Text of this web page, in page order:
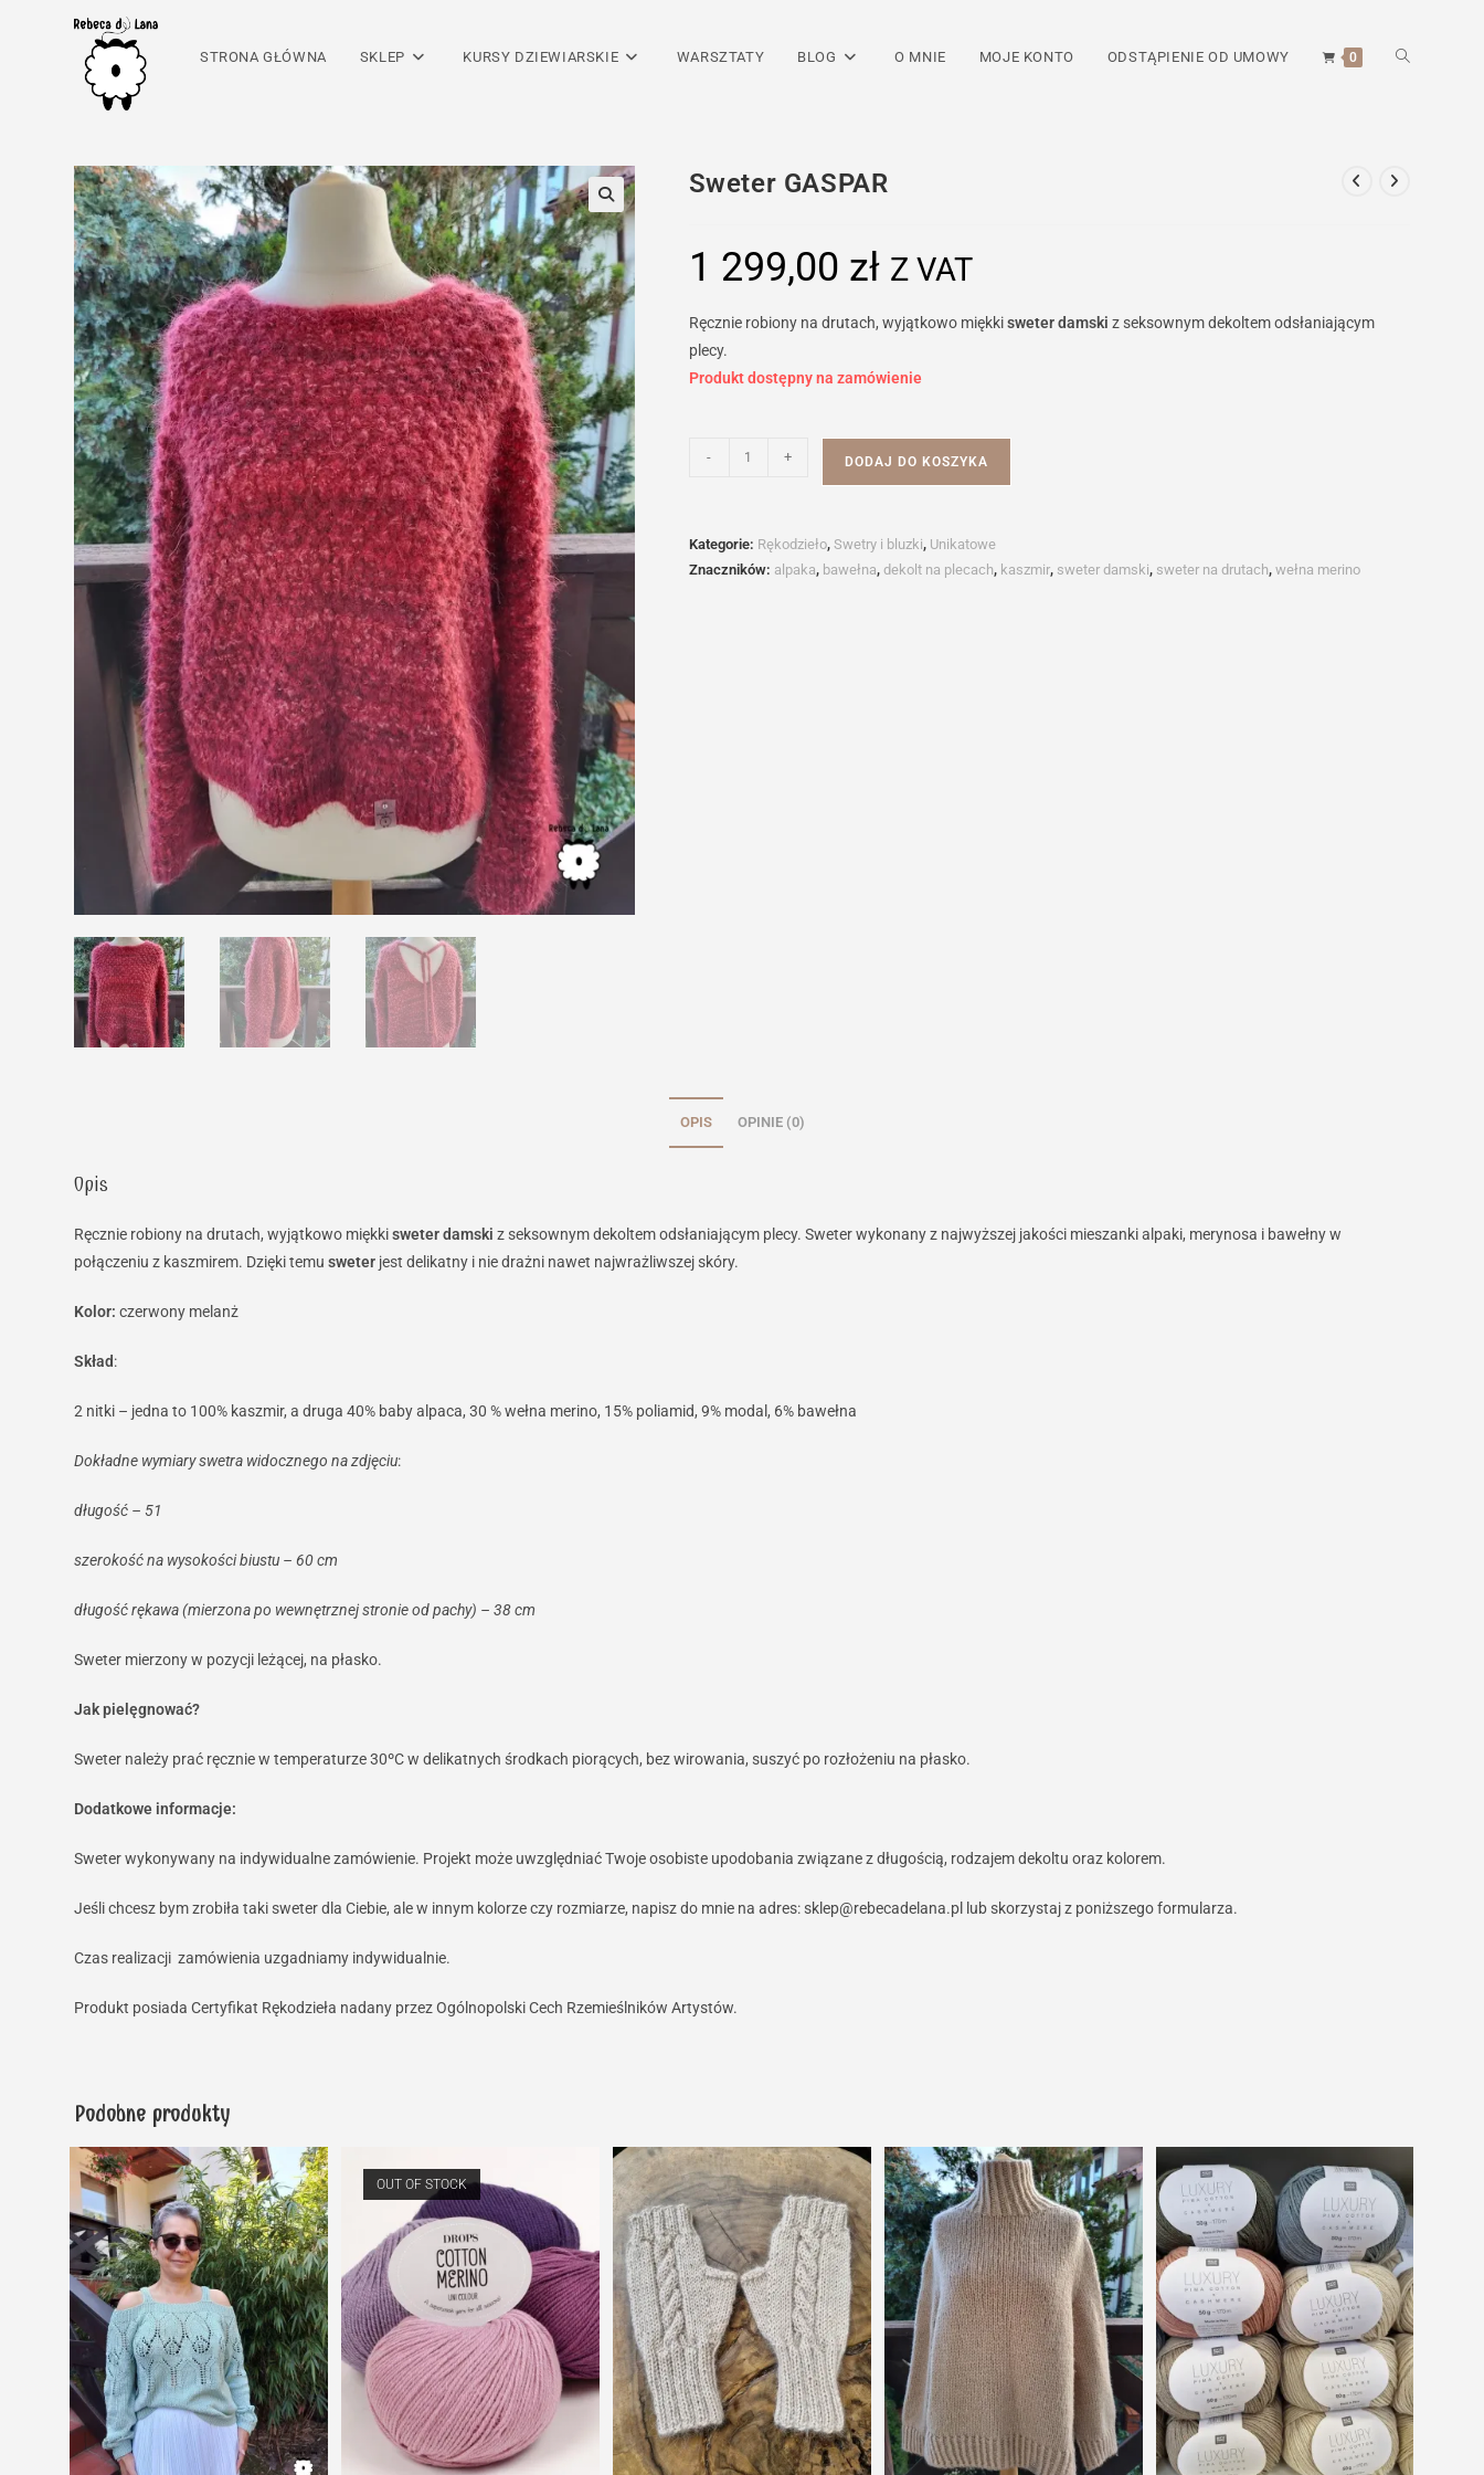
STRONA GŁÓWNA SKLEP KURSY DZIEWIARSKIE WARSZTATY BLOG O MNIE MOJE KONTO ODSTĄPIENIE OD UMOWY 0 TOGGLE
Sweter GASPAR
1 299,00 zł Z VAT
Ręcznie robiony na drutach, wyjątkowo miękkisweter damski z seksownym dekoltem odsłaniającym
plecy.
Produkt dostępny na zamówienie
- + DODAJ DO KOSZYKA
Kategorie: Rękodzieło, Swetry i bluzki, Unikatowe
Znaczników: alpaka, bawełna, dekolt na plecach, kaszmir, sweter damski, sweter na drutach, wełna merino
OPIS OPINIE (0)
Opis
Ręcznie robiony na drutach, wyjątkowo miękkisweter damski z seksownym dekoltem odsłaniającym plecy. Sweter wykonany z najwyższej jakości mieszanki alpaki, merynosa i bawełny w
połączeniu z kaszmirem. Dzięki temusweter jest delikatny i nie drażni nawet najwrażliwszej skóry.
Kolor: czerwony melanż
Skład:
2 nitki – jedna to 100% kaszmir, a druga 40% baby alpaca, 30 % wełna merino, 15% poliamid, 9% modal, 6% bawełna
Dokładne wymiary swetra widocznego na zdjęciu:
długość – 51
szerokość na wysokości biustu – 60 cm
długość rękawa (mierzona po wewnętrznej stronie od pachy) – 38 cm
Sweter mierzony w pozycji leżącej, na płasko.
Jak pielęgnować?
Sweter należy prać ręcznie w temperaturze 30ºC w delikatnych środkach piorących, bez wirowania, suszyć po rozłożeniu na płasko.
Dodatkowe informacje:
Sweter wykonywany na indywidualne zamówienie. Projekt może uwzględniać Twoje osobiste upodobania związane z długością, rodzajem dekoltu oraz kolorem.
Jeśli chcesz bym zrobiła taki sweter dla Ciebie, ale w innym kolorze czy rozmiarze, napisz do mnie na adres: sklep@rebecadelana.pl lub skorzystaj z poniższego formularza.
Czas realizacji zamówienia uzgadniamy indywidualnie.
Produkt posiada Certyfikat Rękodzieła nadany przez Ogólnopolski Cech Rzemieślników Artystów.
Podobne produkty
OUT OF STOCK